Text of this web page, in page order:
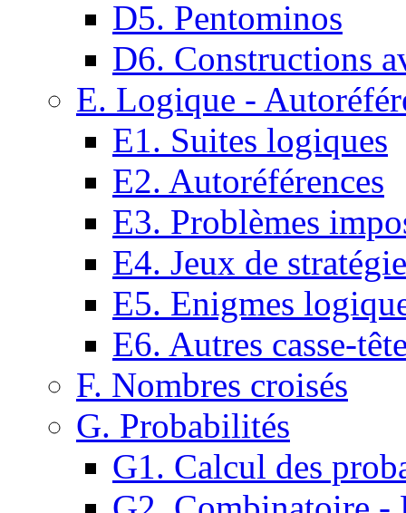
D5. Pentominos
D6. Constructions
E. Logique -
E1. Suites logiques
E2. Autoréférences
E3. Problèmes
E4. Jeux de stratégie
E5. Enigmes
E6. Autres casse-
F. Nombres croisés
G. Probabilités
G1. Calcul des